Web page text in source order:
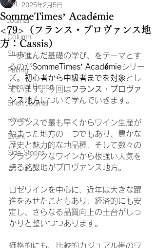
ALL
Journal
Column
Study
Pairing
Special Report
Short Journal
Review
Event
Side Stories
SommeTimes’ Académie
<79>（フランス・プロヴァンス地
方：Cassis）
2025年2月5日
一歩進んだ基礎の学び、をテーマとす
るのがSommeTimes’ Académieシリー
ズ。 初心者から中級者までを対象とし
ています。今回はフランス・プロヴァ
ンス地方について学んでいきます。
フランスで最も早くからワイン生産が
始まった地方の一つでもあり、豊かな
歴史と魅力的な地品種、そして数々の
クラシックなワインから根強い人気を
誇る銘醸地がプロヴァンス地方。
ロゼワインを中心に、近年は大きな躍
進をみせたこともあり、経済的にも安
定し、さらなる品質向上の土台がしっ
かりと整いつつあります。
価格的にも、比較的カジュアル帯のワ